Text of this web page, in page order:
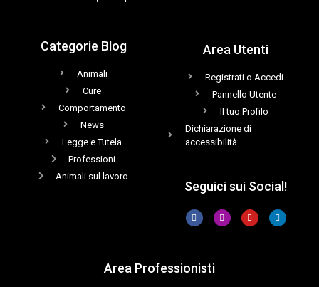
Categorie Blog
Animali
Cure
Comportamento
News
Legge e Tutela
Professioni
Animali sul lavoro
Area Utenti
Registrati o Accedi
Pannello Utente
Il tuo Profilo
Dichiarazione di
accessibilità
Seguici sui Social!
Area Professionisti